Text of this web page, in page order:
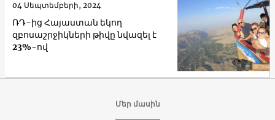
ՌԴ-ից Հայաստան եկող
զբոսաշրջիկների թիվը նվազել է
23%-ով
04 Սեպտեմբերի, 2024
Մեր մասին